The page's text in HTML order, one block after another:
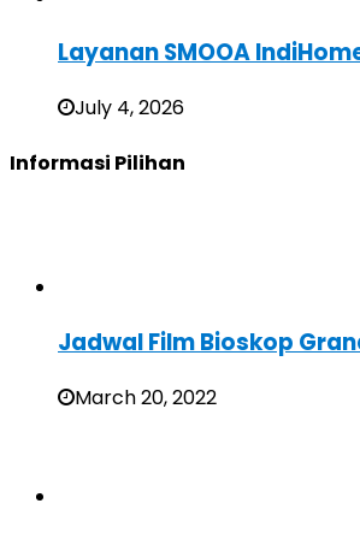
Layanan SMOOA
July 4, 2026
Informasi Pilihan
Jadwal Film Bioskop
March 20, 2022